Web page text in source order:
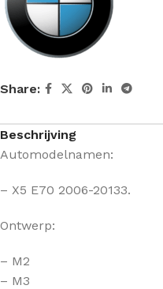
Share:
Beschrijving
Automodelnamen:
– X5 E70 2006-20133.
Ontwerp:
– M2
– M3